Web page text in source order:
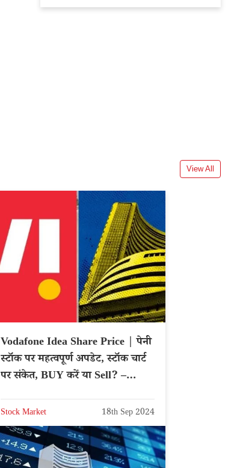
View All
Vodafone Idea Share Price | पेनी
स्टॉक पर महत्वपूर्ण अपडेट, स्टॉक चार्ट
पर संकेत, BUY करें या Sell? –
Stock Market 18th Sep 2024